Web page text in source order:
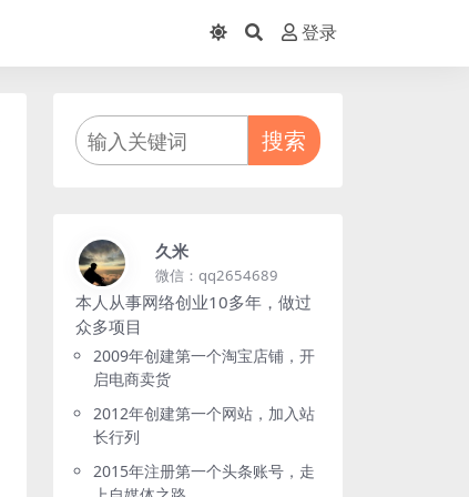
登录
搜索
久米
微信：qq2654689
本人从事网络创业10多年，做过
众多项目
2009年创建第一个淘宝店铺，开
启电商卖货
2012年创建第一个网站，加入站
长行列
2015年注册第一个头条账号，走